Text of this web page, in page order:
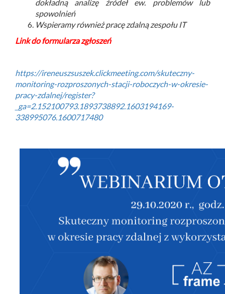
dokładną analizę źródeł ew. problemów lub
spowolnień
Wspieramy również pracę zdalną zespołu IT
Link do formularza zgłoszeń
https://ireneuszsuszek.clickmeeting.com/skuteczny-
monitoring-rozproszonych-stacji-roboczych-w-okresie-
pracy-zdalnej/register?
_ga=2.152100793.1893738892.1603194169-
338995076.1600717480